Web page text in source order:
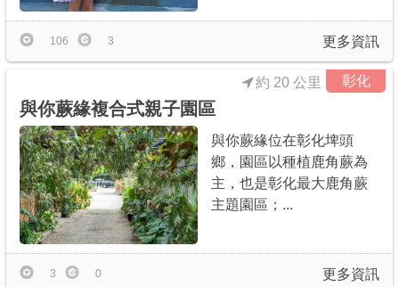
更多資訊
106 3
彰化
與你蕨緣複合式親子園區
約 20 公里
與你蕨緣位在彰化埤頭
鄉，園區以種植鹿角蕨為
主，也是彰化最大鹿角蕨
主題園區；...
更多資訊
3 0